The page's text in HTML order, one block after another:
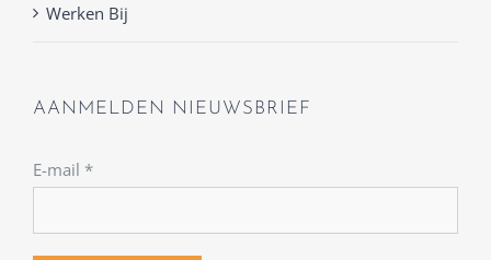
Werken Bij
AANMELDEN NIEUWSBRIEF
E-mail *